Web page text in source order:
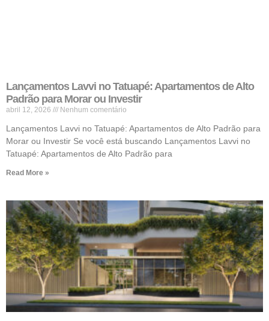
Lançamentos Lavvi no Tatuapé: Apartamentos de Alto
Padrão para Morar ou Investir
abril 12, 2026 Nenhum comentário
Lançamentos Lavvi no Tatuapé: Apartamentos de Alto Padrão para
Morar ou Investir Se você está buscando Lançamentos Lavvi no
Tatuapé: Apartamentos de Alto Padrão para
Read More »